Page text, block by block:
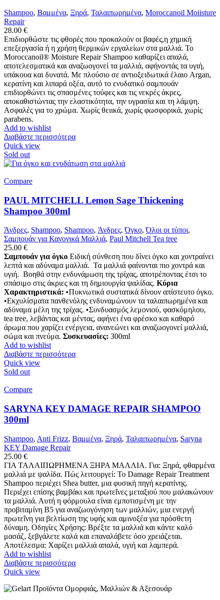
Shampoo, Βαμμένα, Ξηρά, Ταλαιπωρημένα, Moroccanoil Moiisture
Repair
28.00 €
Επιδιορθώστε τις φθορές που προκαλούν οι βαφές,η χημική
επεξεργασία ή η χρήση θερμικών εργαλείων στα μαλλιά. Το
Moroccanoil® Moisture Repair Shampoo καθαρίζει απαλά,
αποτελεσματικά και αναζωογονεί τα μαλλιά, αφήνοντάς τα υγιή,
υπάκουα και δυνατά. Με πλούσιο σε αντιοξειδωτικά έλαιο Argan,
κερατίνη και λιπαρά οξέα, αυτό το ενυδατικό σαμπουάν
επιδιορθώνει τις σπασμένες τούφες και τις νεκρές άκρες,
αποκαθιστώντας την ελαστικότητα, την υγρασία και τη λάμψη.
Ασφαλές για το χρώμα. Χωρίς θειικά, χωρίς φωσφορικά, χωρίς
parabens.
Add to wishlist
Διαβάστε περισσότερα
Quick view
Sold out
Compare
PAUL MITCHELL Lemon Sage Thickening
Shampoo 300ml
Άνδρες, Shampoo, Shampoo, Άνδρες,Όγκο,Όλοι οι τύποι,
Σαμπουάν για Κανονικά Μαλλιά, Paul Mitchell Tea tree
25.00 €
Σαμπουάν για όγκο Ειδική σύνθεση που δίνει όγκο και χοντραίνει
λεπτά και αδύναμα μαλλιά. Τα μαλλιά φαίνονται πιο χοντρά και
υγιή. Βοηθά στην ενδυνάμωση της τρίχας, αποτρέποντας έτσι το
σπάσιμο στις άκριες και τη δημιουργία ψαλίδας. Κύρια
Χαρακτηριστικά: •Πυκνωτικά συστατικά δίνουν απίστευτο όγκο.
•Εκχυλίσματα πανθενόλης ενδυναμώνουν τα ταλαιπωρημένα και
αδύναμα μέλη της τρίχας. •Συνδυασμός λεμονιού, φασκόμηλου,
tea tree, λεβάντας και μέντας, αφήνει ένα φρέσκο και καθαρό
άρωμα που χαρίζει ενέργεια, ανανεώνει και αναζωογονεί μαλλιά,
σώμα και πνεύμα. Συσκευασίες: 300ml
Add to wishlist
Διαβάστε περισσότερα
Quick view
Sold out
Compare
SARYNA KEY DAMAGE REPAIR SHAMPOO
300ml
Shampoo, Anti Frizz, Βαμμένα, Ξηρά, Ταλαιπωρημένα, Saryna
KEY Damage Repair
25.00 €
ΓΙΑ ΤΑΛΑΙΠΩΡΗΜΕΝΑ ΞΗΡΑ ΜΑΛΛΙΑ. Για: Ξηρά, φθαρμένα
μαλλιά με ψαλίδα. Πώς λειτουργεί: Το Damage Repair Treatment
Shampoo περιέχει Shea butter, μια φυσική πηγή κερατίνης.
Περιέχει επίσης βαμβάκι και πρωτεΐνες μεταξιού που μαλακώνουν
τα μαλλιά. Αυτή η φόρμουλα είναι εμποτισμένη με την
προβιταμίνη Β5 για αναζωογόνηση των μαλλιών, μια ενεργή
πρωτεΐνη για βελτίωση της υφής και αμινοξέα για πρόσθετη
δύναμη. Οδηγίες Χρήσης: Βρέξτε τα μαλλιά και κάντε καλό
μασάζ, ξεβγάλετε καλά και επαναλάβετε όσο χρειάζεται.
Αποτέλεσμα: Χαρίζει μαλλιά απαλά, υγιή και λαμπερά.
Add to wishlist
Διαβάστε περισσότερα
Quick view